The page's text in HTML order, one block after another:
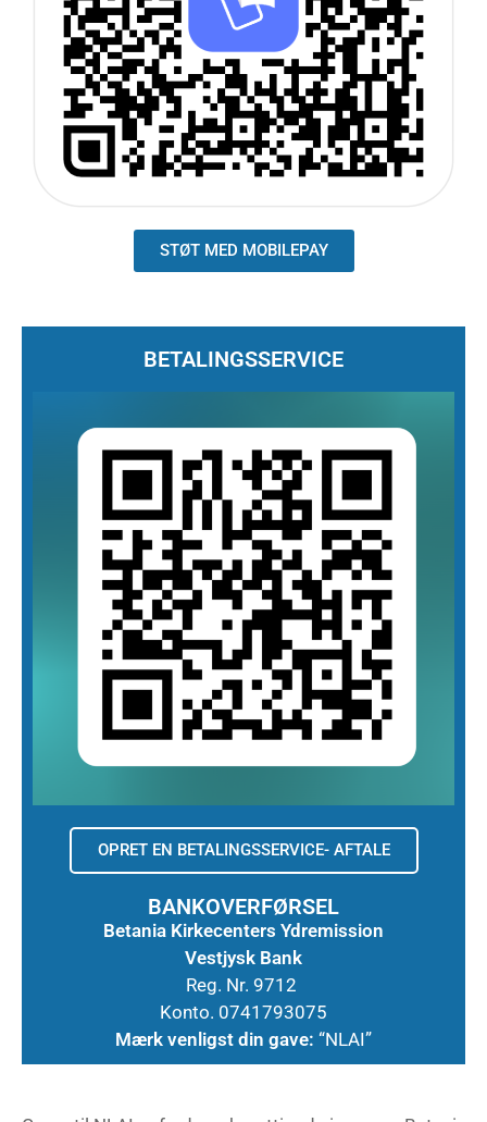
STØT MED MOBILEPAY
BETALINGSSERVICE
OPRET EN BETALINGSSERVICE- AFTALE
BANKOVERFØRSEL
Betania Kirkecenters Ydremission
Vestjysk Bank
Reg. Nr. 9712
Konto. 0741793075
Mærk venligst din gave: “NLAI”